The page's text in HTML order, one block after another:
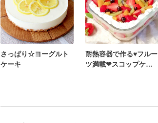
さっぱり☆ヨーグルト
ケーキ
耐熱容器で作る♥フルー
ツ満載❤スコップケー